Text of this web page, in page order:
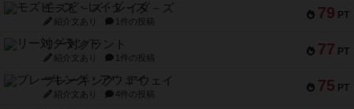
79 PT
モズビ－ズ・レイダ－ズ
紹介文あり 1件の投稿
77 PT
リー対グラント
紹介文あり 1件の投稿
75 PT
ブレーキング・アウェイ
紹介文あり 4件の投稿